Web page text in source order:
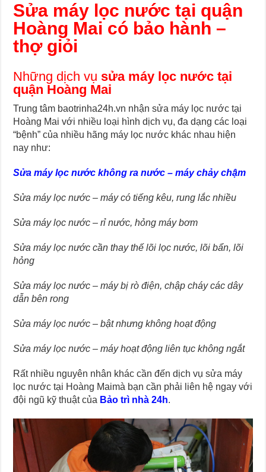
Sửa máy lọc nước tại quận
Hoàng Mai có bảo hành –
thợ giỏi
Những dịch vụ sửa máy lọc nước tại
quận Hoàng Mai
Trung tâm baotrinha24h.vn nhận sửa máy lọc nước tại
Hoàng Mai với nhiều loại hình dịch vụ, đa dạng các loại
“bệnh” của nhiều hãng máy lọc nước khác nhau hiện
nay như:
Sửa máy lọc nước không ra nước – máy chảy chậm
Sửa máy lọc nước – máy có tiếng kêu, rung lắc nhiều
Sửa máy lọc nước – rỉ nước, hỏng máy bơm
Sửa máy lọc nước cần thay thế lõi lọc nước, lõi bẩn, lõi
hỏng
Sửa máy lọc nước – máy bị rò điện, chập cháy các dây
dẫn bên rong
Sửa máy lọc nước – bật nhưng không hoạt động
Sửa máy lọc nước – máy hoạt động liên tục không ngắt
Rất nhiều nguyên nhân khác cần đến dịch vụ sửa máy
lọc nước tại Hoàng Maimà bạn cần phải liên hệ ngay với
đội ngũ kỹ thuật của Bảo trì nhà 24h.